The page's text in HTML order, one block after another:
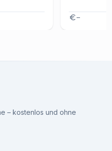
–
– kostenlos und ohne